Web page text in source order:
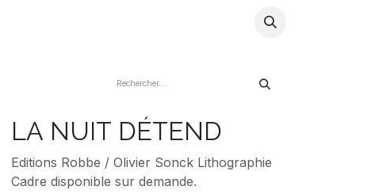
LA NUIT DÉTEND
Editions Robbe / Olivier Sonck Lithographie
Cadre disponible sur demande.